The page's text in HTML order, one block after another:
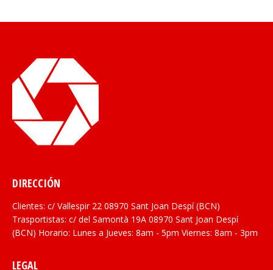
DIRECCIÓN
Clientes: c/ Vallespir 22 08970 Sant Joan Despí (BCN)
Trasportistas: c/ del Samontà 19A 08970 Sant Joan Despí
(BCN) Horario: Lunes a Jueves: 8am - 5pm Viernes: 8am - 3pm
LEGAL